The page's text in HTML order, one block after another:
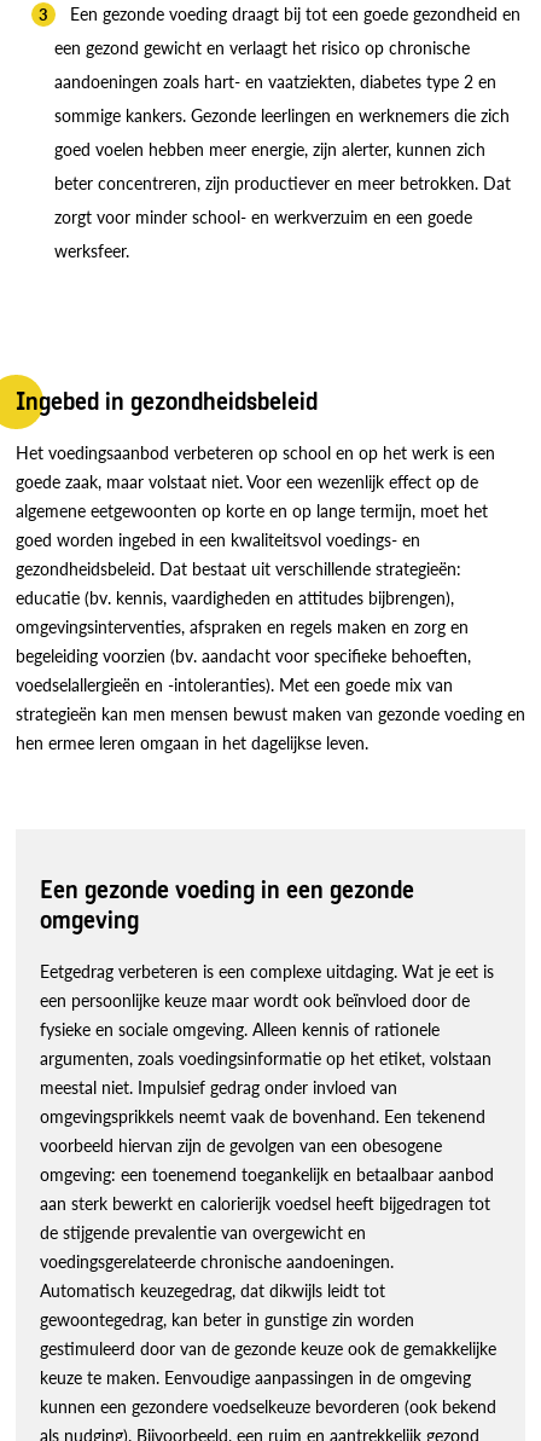
Een gezonde voeding draagt bij tot een goede gezondheid en
een gezond gewicht en verlaagt het risico op chronische
aandoeningen zoals hart- en vaatziekten, diabetes type 2 en
sommige kankers. Gezonde leerlingen en werknemers die zich
goed voelen hebben meer energie, zijn alerter, kunnen zich
beter concentreren, zijn productiever en meer betrokken. Dat
zorgt voor minder school- en werkverzuim en een goede
werksfeer.
Ingebed in gezondheidsbeleid
Het voedingsaanbod verbeteren op school en op het werk is een
goede zaak, maar volstaat niet. Voor een wezenlijk effect op de
algemene eetgewoonten op korte en op lange termijn, moet het
goed worden ingebed in een kwaliteitsvol voedings- en
gezondheidsbeleid. Dat bestaat uit verschillende strategieën:
educatie (bv. kennis, vaardigheden en attitudes bijbrengen),
omgevingsinterventies, afspraken en regels maken en zorg en
begeleiding voorzien (bv. aandacht voor specifieke behoeften,
voedselallergieën en -intoleranties). Met een goede mix van
strategieën kan men mensen bewust maken van gezonde voeding en
hen ermee leren omgaan in het dagelijkse leven.
Een gezonde voeding in een gezonde
omgeving
Eetgedrag verbeteren is een complexe uitdaging. Wat je eet is
een persoonlijke keuze maar wordt ook beïnvloed door de
fysieke en sociale omgeving. Alleen kennis of rationele
argumenten, zoals voedingsinformatie op het etiket, volstaan
meestal niet. Impulsief gedrag onder invloed van
omgevingsprikkels neemt vaak de bovenhand. Een tekenend
voorbeeld hiervan zijn de gevolgen van een obesogene
omgeving: een toenemend toegankelijk en betaalbaar aanbod
aan sterk bewerkt en calorierijk voedsel heeft bijgedragen tot
de stijgende prevalentie van overgewicht en
voedingsgerelateerde chronische aandoeningen.
Automatisch keuzegedrag, dat dikwijls leidt tot
gewoontegedrag, kan beter in gunstige zin worden
gestimuleerd door van de gezonde keuze ook de gemakkelijke
keuze te maken. Eenvoudige aanpassingen in de omgeving
kunnen een gezondere voedselkeuze bevorderen (ook bekend
als nudging). Bijvoorbeeld, een ruim en aantrekkelijk gezond